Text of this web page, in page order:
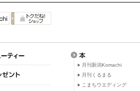
月刊新潟Komachi
月刊くるまる
こまちウエディング